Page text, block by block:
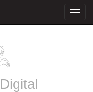
Digital